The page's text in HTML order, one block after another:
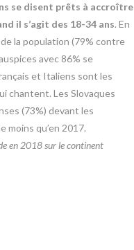
se disent prêts à accroître
il s’agit des 18-34 ans. En
la population (79% contre
avec 86% se
et Italiens sont les
chantent. Les Slovaques
(73%) devant les
moins qu’en 2017.
en 2018 sur le continent